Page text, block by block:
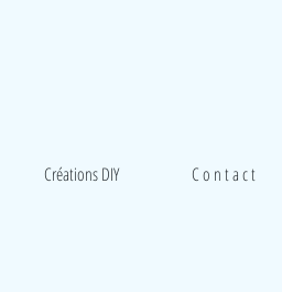
Créations DIY C o n t a c t